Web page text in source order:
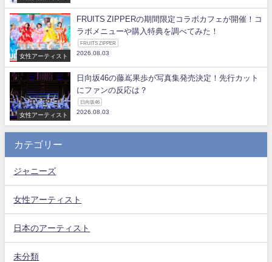
女性アーティスト
FRUITS ZIPPERの期間限定コラボカフェが開催！コ
ラボメニューや購入特典を調べてみた！
FRUITS ZIPPER
2026.08.03
女性アーティスト
日向坂46の藤嶌果歩が写真集発売決定！先行カット
にファンの反応は？
日向坂46
2026.08.03
カテゴリー
ジャニーズ
女性アーティスト
日本のアーティスト
未分類